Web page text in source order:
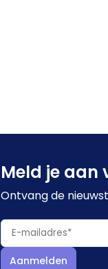
Meld je aan
Ontvang de
Aanmelden